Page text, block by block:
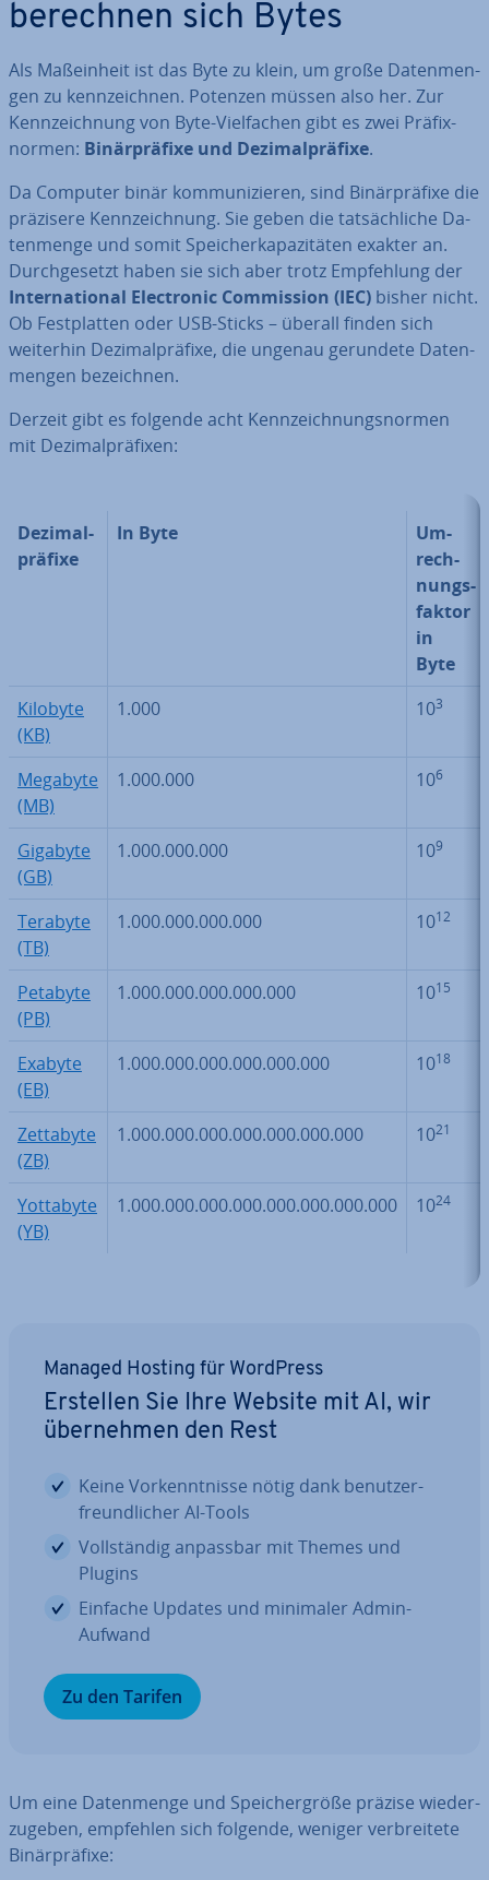
berechnen sich Bytes
Als Maß­ein­heit ist das Byte zu klein, um große Da­ten­men­
gen zu kenn­zeich­nen. Potenzen müssen also her. Zur
Kenn­zeich­nung von Byte-Viel­fa­chen gibt es zwei Prä­fix­
nor­men: Bi­när­prä­fi­xe und De­zi­mal­prä­fi­xe.
Da Computer binär kom­mu­ni­zie­ren, sind Bi­när­prä­fi­xe die
präzisere Kenn­zeich­nung. Sie geben die tat­säch­li­che Da­
ten­men­ge und somit Spei­cher­ka­pa­zi­tä­ten exakter an.
Durch­ge­setzt haben sie sich aber trotz Emp­feh­lung der
In­ter­na­tio­nal Elec­tro­nic Com­mis­si­on (IEC) bisher nicht.
Ob Fest­plat­ten oder USB-Sticks – überall finden sich
weiterhin De­zi­mal­prä­fi­xe, die ungenau gerundete Da­ten­
men­gen be­zeich­nen.
Derzeit gibt es folgende acht Kenn­zeich­nungs­nor­men
mit De­zi­mal­prä­fi­xen:
De­zi­mal­
prä­fi­xe
In Byte
Um­
rech­
nungs­
fak­tor
in
Byte
Kilobyte
(KB)
1.000 103
Megabyte
(MB)
1.000.000 106
Gigabyte
(GB)
1.000.000.000 109
Terabyte
(TB)
1.000.000.000.000 1012
Petabyte
(PB)
1.000.000.000.000.000 1015
Exabyte
(EB)
1.000.000.000.000.000.000 1018
Zettabyte
(ZB)
1.000.000.000.000.000.000.000 1021
Yottabyte
(YB)
1.000.000.000.000.000.000.000.000 1024
Managed Hosting für WordPress
Erstellen Sie Ihre Website mit AI, wir
über­neh­men den Rest
Keine Vor­kennt­nis­se nötig dank be­nut­zer­
freund­li­cher AI-Tools
Voll­stän­dig anpassbar mit Themes und
Plugins
Einfache Updates und minimaler Admin-
Aufwand
Zu den Tarifen
Um eine Da­ten­men­ge und Spei­cher­grö­ße präzise wie­der­
zu­ge­ben, empfehlen sich folgende, weniger ver­brei­te­te
Bi­när­prä­fi­xe: